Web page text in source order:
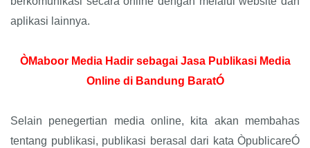
aplikasi lainnya.
ÒMaboor Media Hadir sebagai Jasa Publikasi Media
Online di Bandung BaratÓ
Selain penegertian media online, kita akan membahas
tentang publikasi, publikasi berasal dari kata ÒpublicareÓ